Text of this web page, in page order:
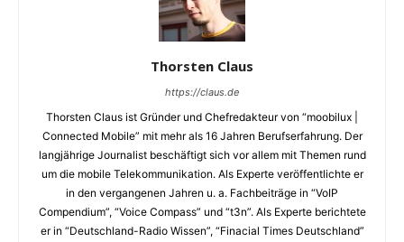
Thorsten Claus
https://claus.de
Thorsten Claus ist Gründer und Chefredakteur von “moobilux |
Connected Mobile” mit mehr als 16 Jahren Berufserfahrung. Der
langjährige Journalist beschäftigt sich vor allem mit Themen rund
um die mobile Telekommunikation. Als Experte veröffentlichte er
in den vergangenen Jahren u. a. Fachbeiträge in “VoIP
Compendium”, “Voice Compass” und “t3n”. Als Experte berichtete
er in “Deutschland-Radio Wissen”, “Finacial Times Deutschland”